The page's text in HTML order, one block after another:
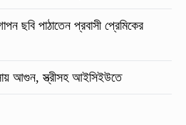
ছবি পাঠাতেন প্রবাসী প্রেমিকের
আগুন, স্ত্রীসহ আইসিইউতে